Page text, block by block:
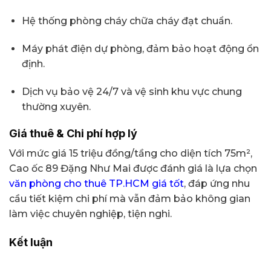
Hệ thống phòng cháy chữa cháy đạt chuẩn.
Máy phát điện dự phòng, đảm bảo hoạt động ổn
định.
Dịch vụ bảo vệ 24/7 và vệ sinh khu vực chung
thường xuyên.
Giá thuê & Chi phí hợp lý
Với mức giá 15 triệu đồng/tầng cho diện tích 75m²,
Cao ốc 89 Đặng Như Mai được đánh giá là lựa chọn
văn phòng cho thuê TP.HCM giá tốt, đáp ứng nhu
cầu tiết kiệm chi phí mà vẫn đảm bảo không gian
làm việc chuyên nghiệp, tiện nghi.
Kết luận